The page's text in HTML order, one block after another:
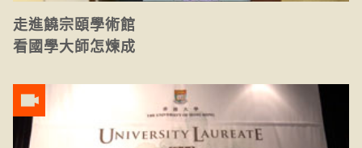
走進饒宗頤學術館
看國學大師怎煉成